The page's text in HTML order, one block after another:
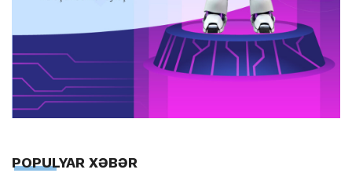
POPULYAR XƏBƏR